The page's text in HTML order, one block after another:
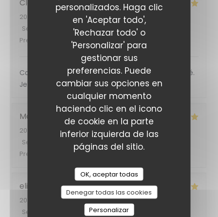
personalizados. Haga clic
en 'Aceptar todo',
'Rechazar todo' o
'Personalizar' para
gestionar sus
preferencias. Puede
cambiar sus opciones en
cualquier momento
haciendo clic en el icono
de cookie en la parte
inferior izquierda de las
páginas del sitio.
OK, aceptar todas
Denegar todas las cookies
Personalizar
Clémentine C
2026-08-05
- 12:00 - Invitados 2
Servicio
Ambiente : 5 /5 Menú: 5 /5
Precio
Cadre super, personnels au top et très attentionné.
Je recommande vivement ! C’était délicieux
Marie
2026-08-04
- 20:00 - Invitados 2
Servicio
Ambiente 5 Menú:
Precio
elias
2026-08-04
- 12:45 - Invitados 2
Servicio
Ambiente:5/5 Menú :